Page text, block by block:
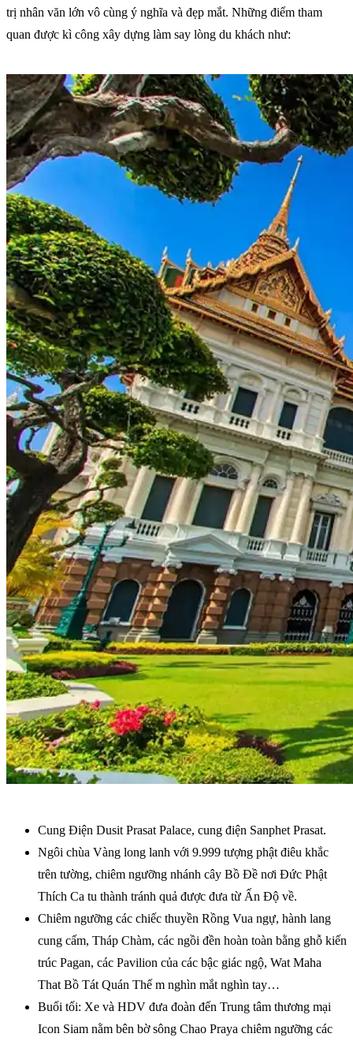
trị nhân văn lớn vô cùng ý nghĩa và đẹp mắt. Những điểm tham
quan được kì công xây dựng làm say lòng du khách như:
Cung Điện Dusit Prasat Palace, cung điện Sanphet Prasat.
Ngôi chùa Vàng long lanh với 9.999 tượng phật điêu khắc
trên tường, chiêm ngưỡng nhánh cây Bồ Đề nơi Đức Phật
Thích Ca tu thành tránh quả được đưa từ Ấn Độ về.
Chiêm ngưỡng các chiếc thuyền Rồng Vua ngự, hành lang
cung cấm, Tháp Chàm, các ngồi đền hoàn toàn bằng ghỗ kiến
trúc Pagan, các Pavilion của các bậc giác ngộ, Wat Maha
That Bồ Tát Quán Thế m nghìn mắt nghìn tay…
Buổi tối: Xe và HDV đưa đoàn đến Trung tâm thương mại
Icon Siam nằm bên bờ sông Chao Praya chiêm ngưỡng các